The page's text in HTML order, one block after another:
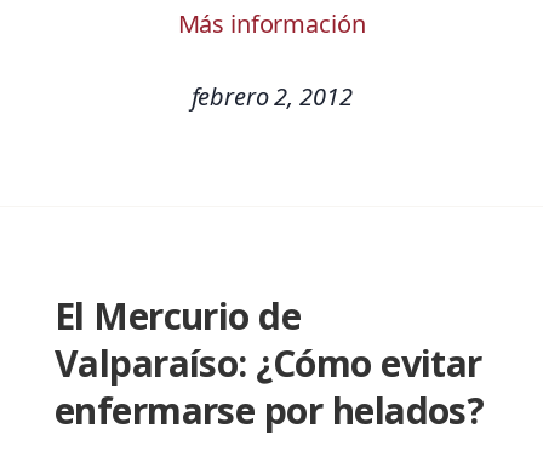
Más información
febrero 2, 2012
El Mercurio de
Valparaíso: ¿Cómo evitar
enfermarse por helados?